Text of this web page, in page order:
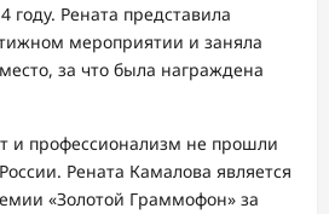
году. Рената представила
мероприятии и заняла
за что была награждена
и профессионализм не прошли
Рената Камалова является
«Золотой Граммофон» за